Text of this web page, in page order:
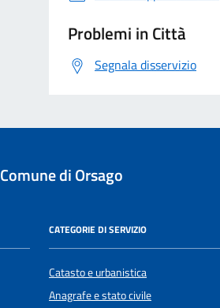
Problemi in Città
Segnala disservizio
Comune di Orsago
CATEGORIE DI SERVIZIO
Catasto e urbanistica
Anagrafe e stato civile